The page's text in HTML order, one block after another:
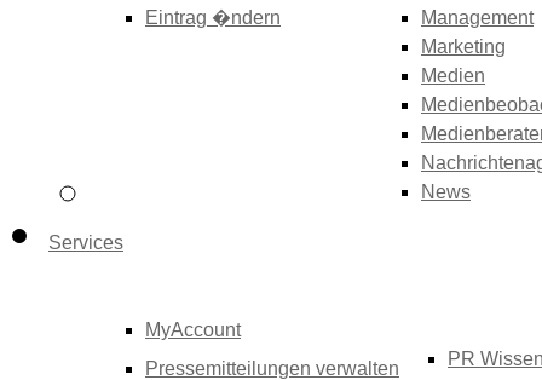
Eintrag �ndern
Management
Marketing
Medien
News
Services
MyAccount
Pressemitteilungen verwalten
PR